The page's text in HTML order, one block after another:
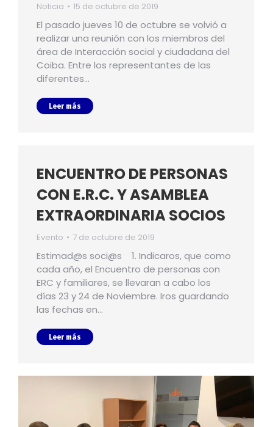
Noticia 15 de octubre de 2019
El pasado jueves 10 de octubre se volvió a
realizar una reunión con los miembros del
área de Interacción social y ciudadana del
Coiba. Entre los representantes de las
diferentes…
Leer más
ENCUENTRO DE PERSONAS
CON E.R.C. Y ASAMBLEA
EXTRAORDINARIA SOCIOS
Evento 7 de octubre de 2019
Estimad@s soci@s 1. Indicaros, que como
cada año, el Encuentro de personas con
ERC y familiares, se llevaran a cabo los
días 23 y 24 de Noviembre. Iros guardando
las fechas en…
Leer más